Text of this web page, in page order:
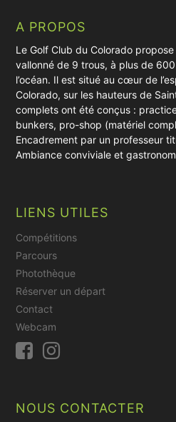
A PROPOS
Le Golf Club du Colorado
vallonné de 9 trous, à plus de
l’océan. Il est situé au cœur de
Colorado, sur les hauteurs de
complets ont été conçus :
bunkers, pro-shop (matériel
Encadrement par un professeur
Ambiance conviviale et
LIENS UTILES
Compétitions
Parcours
Photothèque
Réserver un départ
Contact
Webcam
NOUS CONTACTER